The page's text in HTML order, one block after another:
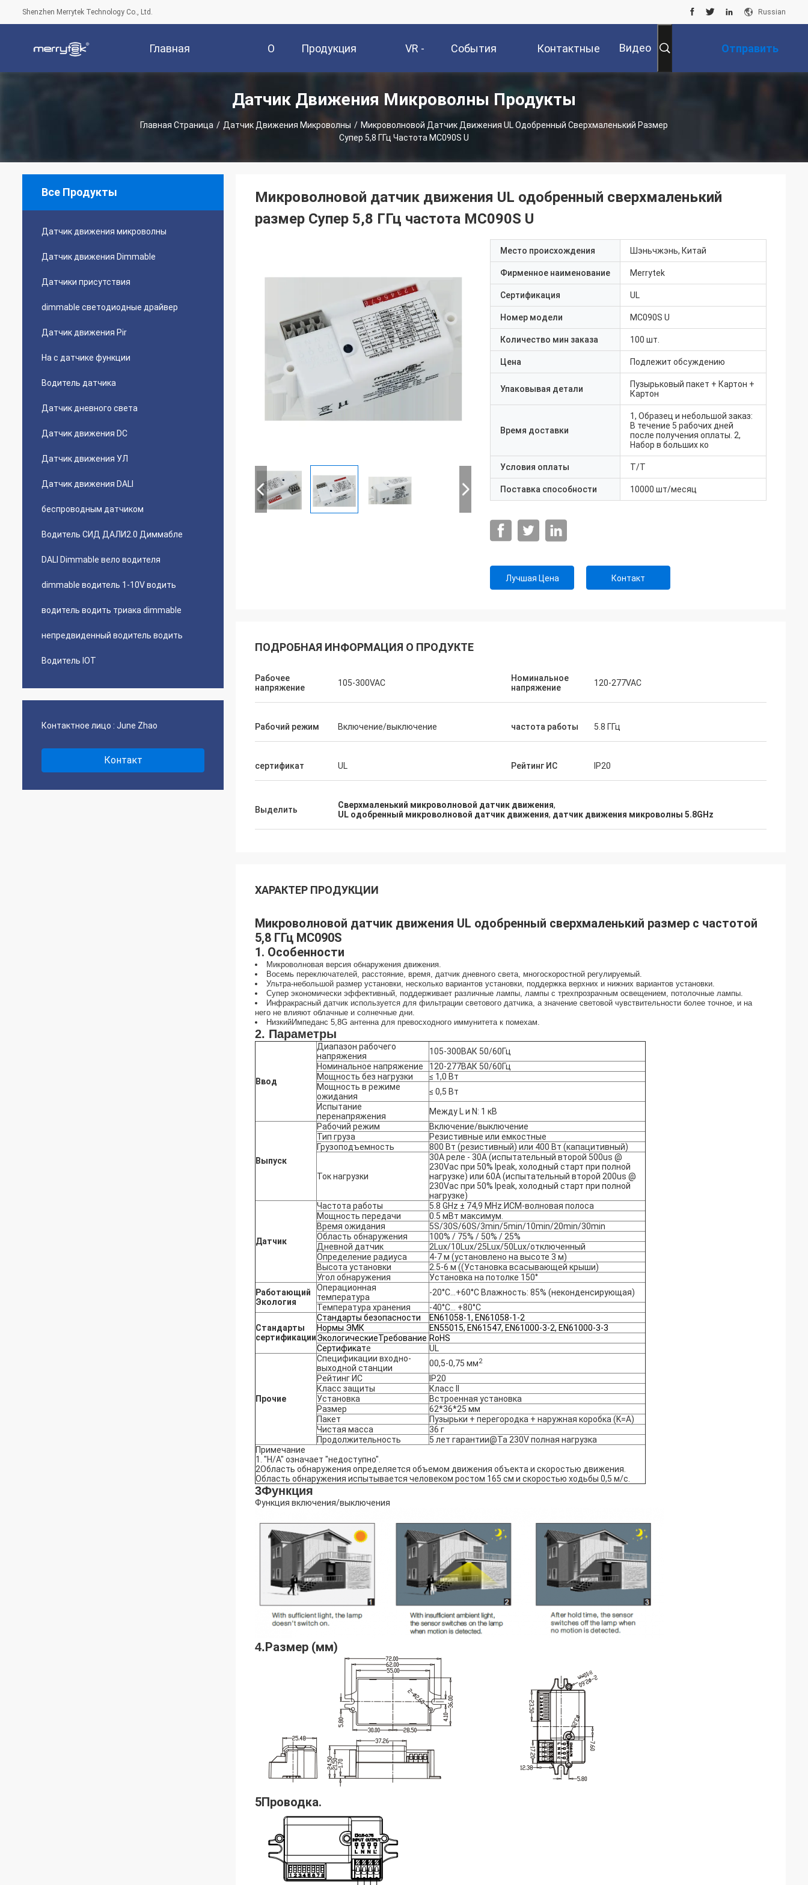
Shenzhen Merrytek Technology Co., Ltd. Russian
Главная О
Компании
Продукция VR -
Шоу
События Контактные
Данные
Видео Отправить
Датчик Движения Микроволны Продукты
Главная Страница / Датчик Движения Микроволны / Микроволновой Датчик Движения UL Одобренный Сверхмаленький Размер
Супер 5,8 ГГц Частота MC090S U
Все Продукты
Датчик движения микроволны
Датчик движения Dimmable
Датчики присутствия
dimmable светодиодные драйвер
Датчик движения Pir
На с датчике функции
Водитель датчика
Датчик дневного света
Датчик движения DC
Датчик движения УЛ
Датчик движения DALI
беспроводным датчиком
Водитель СИД ДАЛИ2.0 Диммабле
DALI Dimmable вело водителя
dimmable водитель 1-10V водить
водитель водить триака dimmable
непредвиденный водитель водить
Водитель IOT
Контактное лицо : June Zhao
Контакт
Микроволновой датчик движения UL одобренный сверхмаленький
размер Супер 5,8 ГГц частота MC090S U
Место происхождения Шэньчжэнь, Китай
Фирменное наименование Merrytek
Сертификация UL
Номер модели MC090S U
Количество мин заказа 100 шт.
Цена Подлежит обсуждению
Упаковывая детали
Пузырьковый пакет + Картон +
Картон
Время доставки
1, Образец и небольшой заказ:
В течение 5 рабочих дней
после получения оплаты. 2,
Набор в больших ко
Условия оплаты T/T
Поставка способности 10000 шт/месяц
Лучшая Цена Контакт
ПОДРОБНАЯ ИНФОРМАЦИЯ О ПРОДУКТЕ
Рабочее
напряжение
105-300VAC
Номинальное
напряжение
120-277VAC
Рабочий режим Включение/выключение частота работы 5.8 ГГц
сертификат UL Рейтинг ИС IP20
Выделить Сверхмаленький микроволновой датчик движения,
UL одобренный микроволновой датчик движения, датчик движения микроволны 5.8GHz
ХАРАКТЕР ПРОДУКЦИИ
Микроволновой датчик движения UL одобренный сверхмаленький размер с частотой
5,8 ГГц MC090S
1. Особенности
Микроволновая версия обнаружения движения.
Восемь переключателей, расстояние, время, датчик дневного света, многоскоростной регулируемый.
Ультра-небольшой размер установки, несколько вариантов установки, поддержка верхних и нижних вариантов установки.
Супер экономически эффективный, поддерживает различные лампы, лампы с трехпрозрачным освещением, потолочные лампы.
Инфракрасный датчик используется для фильтрации светового датчика, а значение световой чувствительности более точное, и на
него не влияют облачные и солнечные дни.
НизкийИмпеданс 5,8G антенна для превосходного иммунитета к помехам.
2. Параметры
Ввод
Диапазон рабочего
напряжения
105-300ВАК 50/60Гц
Номинальное напряжение
120-277ВАК 50/60Гц
Мощность без нагрузки
≤ 1,0 Вт
Мощность в режиме
ожидания
≤ 0,5 Вт
Испытание
перенапряжения
Между L и N: 1 кВ
Выпуск
Рабочий режим
Включение/выключение
Тип груза
Резистивные или емкостные
Грузоподъемность
800 Вт (резистивный) или 400 Вт (капацитивный)
Ток нагрузки
30A реле - 30A (испытательный второй 500us @
230Vac при 50% Ipeak, холодный старт при полной
нагрузке) или 60A (испытательный второй 200us @
230Vac при 50% Ipeak, холодный старт при полной
нагрузке)
Датчик
Частота работы
5.8 GHz ± 74,9 MHz.ИСМ-волновая полоса
Мощность передачи
0.5 мВт максимум.
Время ожидания
5S/30S/60S/3min/5min/10min/20min/30min
Область обнаружения
100% / 75% / 50% / 25%
Дневной датчик
2Lux/10Lux/25Lux/50Lux/отключенный
Определение радиуса
4-7 м (установлено на высоте 3 м)
Высота установки
2.5-6 м ((Установка всасывающей крыши)
Угол обнаружения
Установка на потолке 150°
Работающий
Экология
Операционная
температура
-20°C...+60°C Влажность: 85% (неконденсирующая)
Температура хранения
-40°C... +80°C
Стандарты
сертификации
Стандарты безопасности
EN61058-1, EN61058-1-2
Нормы ЭМК
EN55015, EN61547, EN61000-3-2, EN61000-3-3
ЭкологическиеТребование RoHS
Сертификатe UL
Прочие
Спецификации входно-
выходной станции
00,5-0,75 мм2
Рейтинг ИС
IP20
Класс защиты
Класс II
Установка
Встроенная установка
Размер
62*36*25 мм
Пакет
Пузырьки + перегородка + наружная коробка (K=A)
Чистая масса
36 г
Продолжительность
5 лет гарантии@Ta 230V полная нагрузка
Примечание
1. "Н/А" означает "недоступно".
2Область обнаружения определяется объемом движения объекта и скоростью движения.
Область обнаружения испытывается человеком ростом 165 см и скоростью ходьбы 0,5 м/с.
3Функция
Функция включения/выключения
4.Размер (мм)
5Проводка.